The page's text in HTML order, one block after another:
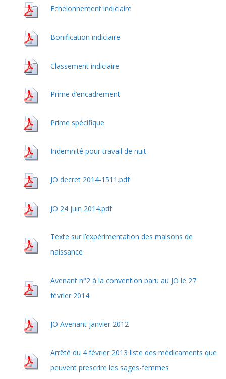
Echelonnement indiciaire
Bonification indiciaire
Classement indiciaire
Prime d’encadrement
Prime spécifique
Indemnité pour travail de nuit
JO decret 2014-1511.pdf
JO 24 juin 2014.pdf
Texte sur l’expérimentation des maisons de
naissance
Avenant n°2 à la convention paru au JO le 27
février 2014
JO Avenant janvier 2012
Arrêté du 4 février 2013 liste des médicaments que
peuvent prescrire les sages-femmes